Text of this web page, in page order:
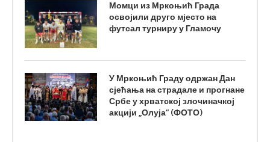
Момци из Мркоњић Града
освојили друго мјесто на
футсал турниру у Гламочу
У Мркоњић Граду одржан Дан
сјећања на страдале и прогнане
Србе у хрватској злочиначкој
акцији „Олуја“ (ФОТО)